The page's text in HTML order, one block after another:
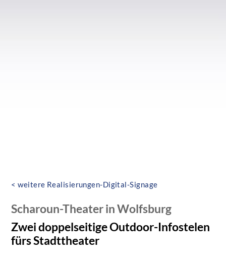
< weitere Realisierungen-Digital-Signage
Scharoun-Theater in Wolfsburg
Zwei doppelseitige Outdoor-Infostelen
fürs Stadttheater